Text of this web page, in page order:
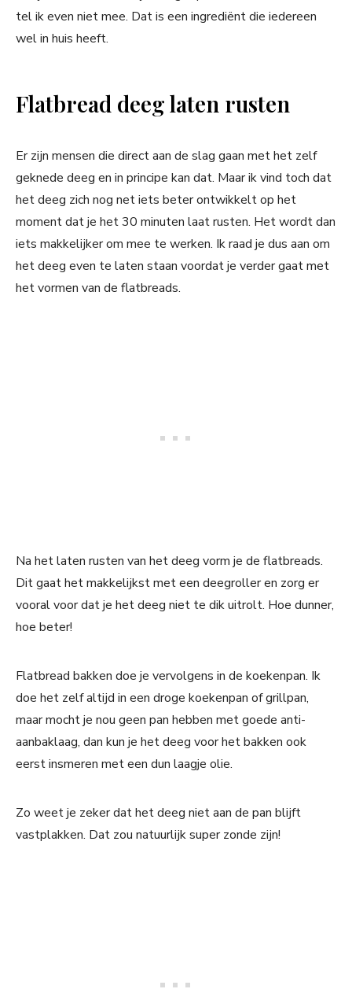
tel ik even niet mee. Dat is een ingrediënt die iedereen
wel in huis heeft.
Flatbread deeg laten rusten
Er zijn mensen die direct aan de slag gaan met het zelf
geknede deeg en in principe kan dat. Maar ik vind toch dat
het deeg zich nog net iets beter ontwikkelt op het
moment dat je het 30 minuten laat rusten. Het wordt dan
iets makkelijker om mee te werken. Ik raad je dus aan om
het deeg even te laten staan voordat je verder gaat met
het vormen van de flatbreads.
Na het laten rusten van het deeg vorm je de flatbreads.
Dit gaat het makkelijkst met een deegroller en zorg er
vooral voor dat je het deeg niet te dik uitrolt. Hoe dunner,
hoe beter!
Flatbread bakken doe je vervolgens in de koekenpan. Ik
doe het zelf altijd in een droge koekenpan of grillpan,
maar mocht je nou geen pan hebben met goede anti-
aanbaklaag, dan kun je het deeg voor het bakken ook
eerst insmeren met een dun laagje olie.
Zo weet je zeker dat het deeg niet aan de pan blijft
vastplakken. Dat zou natuurlijk super zonde zijn!